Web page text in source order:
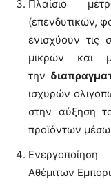
Πλαίσιο
(επενδυτικών,
ενισχύουν τις
μικρών και
την
ισχυρών
στην αύξηση
προϊόντων μέσω
Αθέμιτων